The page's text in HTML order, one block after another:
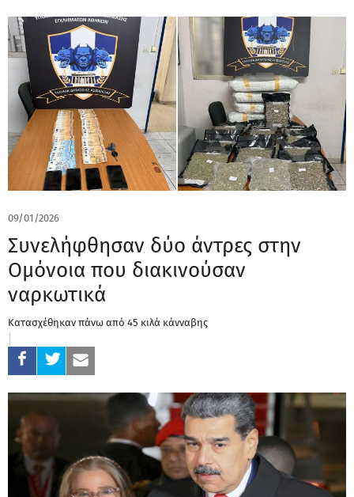
09/01/2026
Συνελήφθησαν δύο άντρες στην
Ομόνοια που διακινούσαν
ναρκωτικά
Κατασχέθηκαν πάνω από 45 κιλά κάνναβης